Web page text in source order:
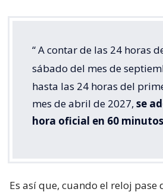
“A contar de las 24 horas
sábado del mes de
hasta las 24 horas del
mes de abril de 2027, se
hora oficial en 60 minutos
Es así que, cuando el reloj pase